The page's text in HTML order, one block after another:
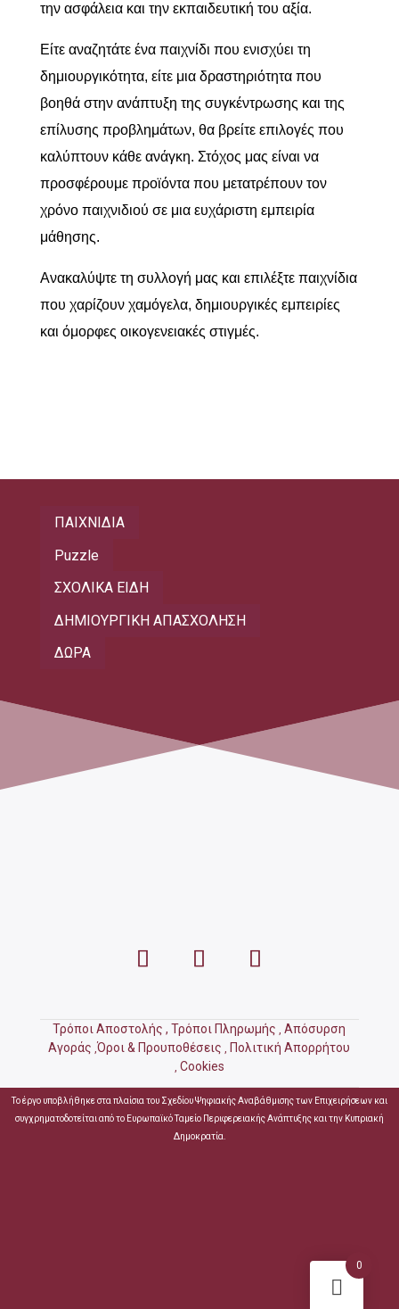
την ασφάλεια και την εκπαιδευτική του αξία.
Είτε αναζητάτε ένα παιχνίδι που ενισχύει τη
δημιουργικότητα, είτε μια δραστηριότητα που
βοηθά στην ανάπτυξη της συγκέντρωσης και της
επίλυσης προβλημάτων, θα βρείτε επιλογές που
καλύπτουν κάθε ανάγκη. Στόχος μας είναι να
προσφέρουμε προϊόντα που μετατρέπουν τον
χρόνο παιχνιδιού σε μια ευχάριστη εμπειρία
μάθησης.
Ανακαλύψτε τη συλλογή μας και επιλέξτε παιχνίδια
που χαρίζουν χαμόγελα, δημιουργικές εμπειρίες
και όμορφες οικογενειακές στιγμές.
ΠΑΙΧΝΙΔΙΑ
Puzzle
ΣΧΟΛΙΚΑ ΕΙΔΗ
ΔΗΜΙΟΥΡΓΙΚΗ ΑΠΑΣΧΟΛΗΣΗ
ΔΩΡΑ
Τρόποι Αποστολής ,Τρόποι Πληρωμής ,Απόσυρση
Αγοράς ,Όροι & Προυποθέσεις Πολιτική Απορρήτου
Cookies
Το έργο υποβλήθηκε στα πλαίσια του Σχεδίου Ψηφιακής Αναβάθμισης των Επιχειρήσεων και
συγχρηματοδοτείται από το Ευρωπαϊκό Ταμείο Περιφερειακής Ανάπτυξης και την Κυπριακή
Δημοκρατία.
0